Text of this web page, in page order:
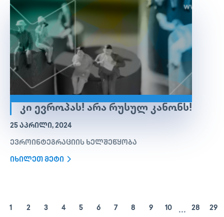
ᲙᲘ ᲔᲕᲠᲝᲞᲐᲡ! ᲐᲠᲐ ᲠᲣᲡᲣᲚ ᲙᲐᲜᲝᲜᲡ!
25 ᲐᲞᲠᲘᲚᲘ, 2024
ევროინტეგრაციის ხელშეწყობა
იხილეთ მეტი
1 2 3 4 5 6 7 8 9 10 ... 28 29